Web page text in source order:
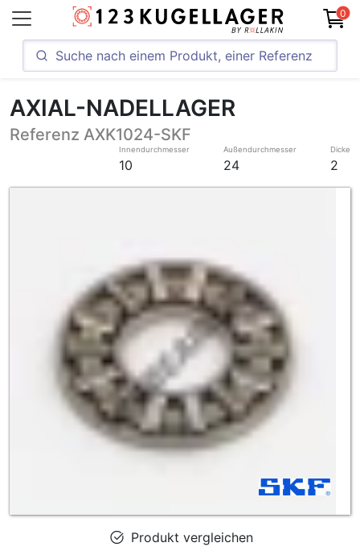
0
AXIAL-NADELLAGER
Referenz AXK1024-SKF
Innendurchmesser
10
Außendurchmesser
24
Dicke
2
Produkt vergleichen